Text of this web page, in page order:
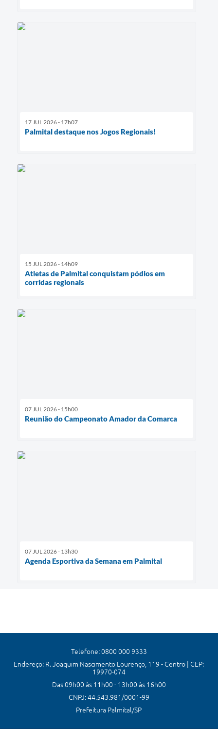
17 JUL 2026 - 17h07
Palmital destaque nos Jogos Regionais!
15 JUL 2026 - 14h09
Atletas de Palmital conquistam pódios em
corridas regionais
07 JUL 2026 - 15h00
Reunião do Campeonato Amador da Comarca
07 JUL 2026 - 13h30
Agenda Esportiva da Semana em Palmital
Telefone: 0800 000 9333
Endereço: R. Joaquim Nascimento Lourenço, 119 - Centro | CEP:
19970-074
Das 09h00 às 11h00 - 13h00 às 16h00
CNPJ: 44.543.981/0001-99
Prefeitura Palmital/SP